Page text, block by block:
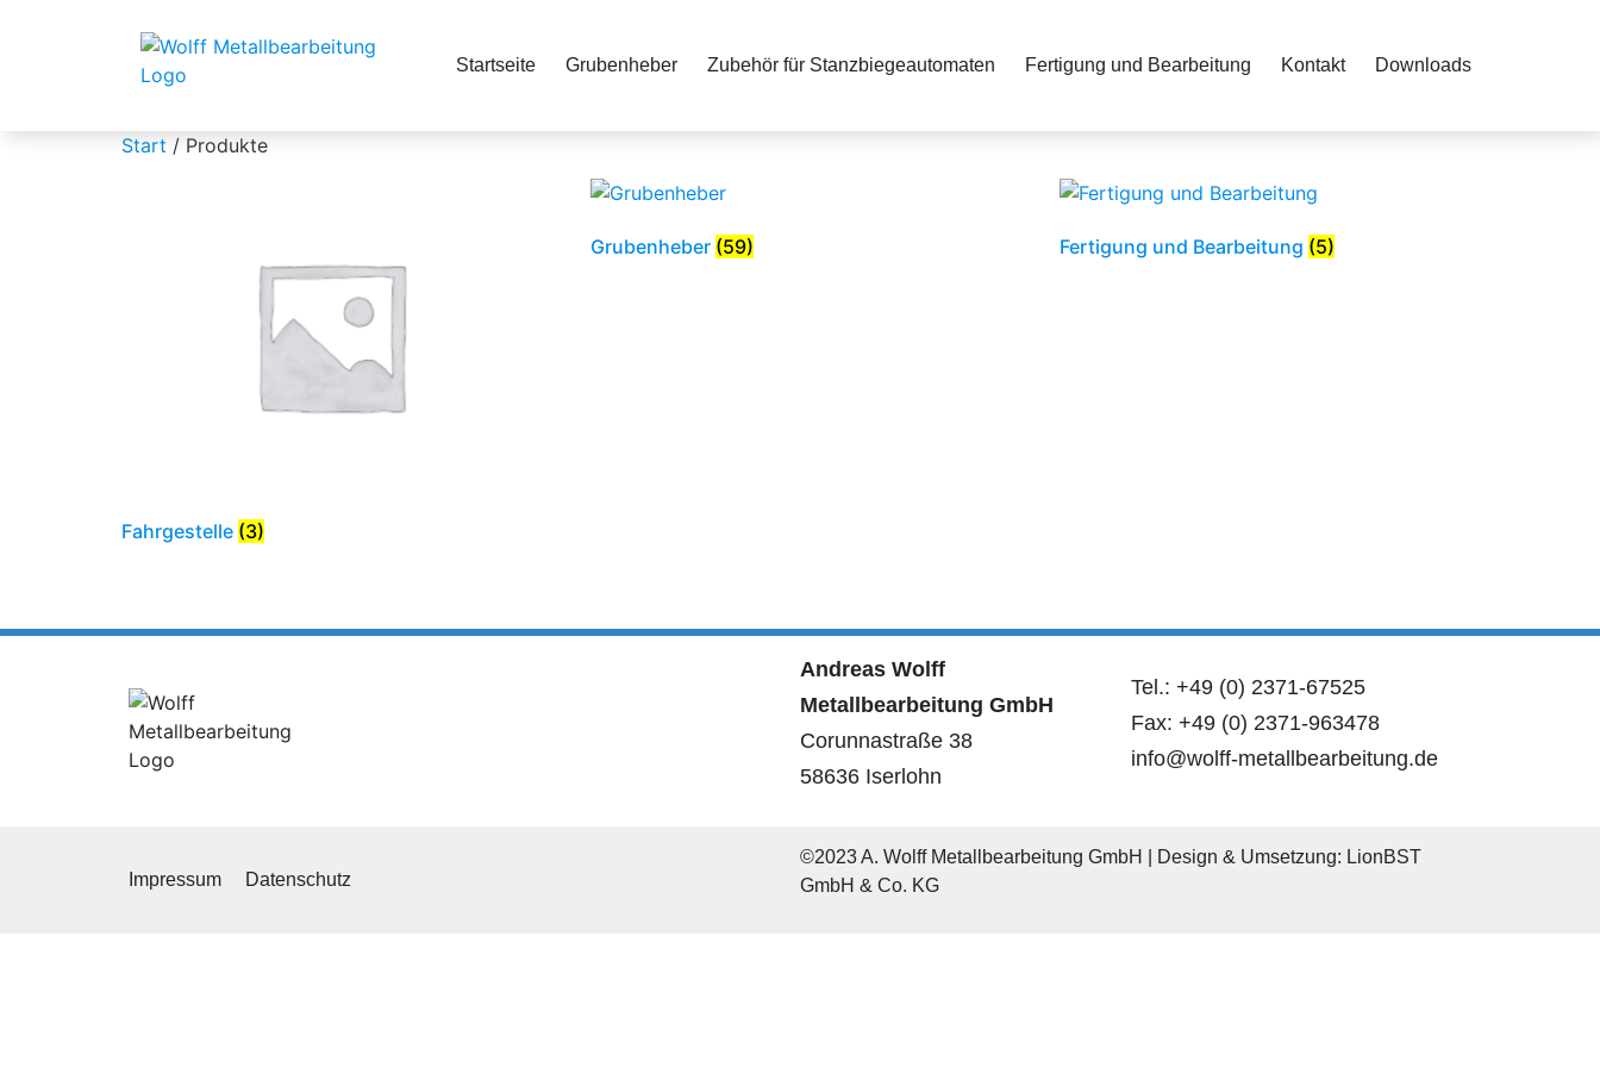
Startseite Grubenheber Zubehör für Stanzbiegeautomaten Fertigung und Bearbeitung Kontakt Downloads
Start / Produkte
Fahrgestelle (3)
Grubenheber (59) Fertigung und Bearbei­tung (5)
Andreas Wolff
Metallbearbeitung GmbH
Corunnastraße 38
58636 Iserlohn
Tel.: +49 (0) 2371-67525
Fax: +49 (0) 2371-963478
info@wolff-metallbearbeitung.de
Impressum Datenschutz
©2023 A. Wolff Metallbearbeitung GmbH |
Design & Umsetzung: LionBST
GmbH & Co. KG